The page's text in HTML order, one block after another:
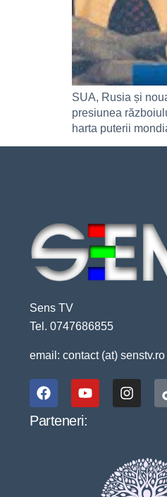
SUA, Rusia și
presiunea
harta puterii
Sens TV
Tel. 0747686855
email: contact (at) senstv.ro
Parteneri: